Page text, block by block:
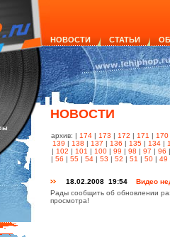
НОВОСТИ СТАТЬИ
НОВОСТИ
архив: | 174 | 173 | 172 | 171 | 170
139 | 138 | 137 | 136 | 135| 134|
| 102 | 101 | 100| 99 | 98 | 97 | 96 |
| 56 | 55| 54| 53 | 52 | 51 | 50| 49
18.02.2008 19:54 Видео
Рады сообщить об обновлении
просмотра!